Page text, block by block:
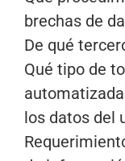
brechas de
De qué
Qué tipo de
los datos del